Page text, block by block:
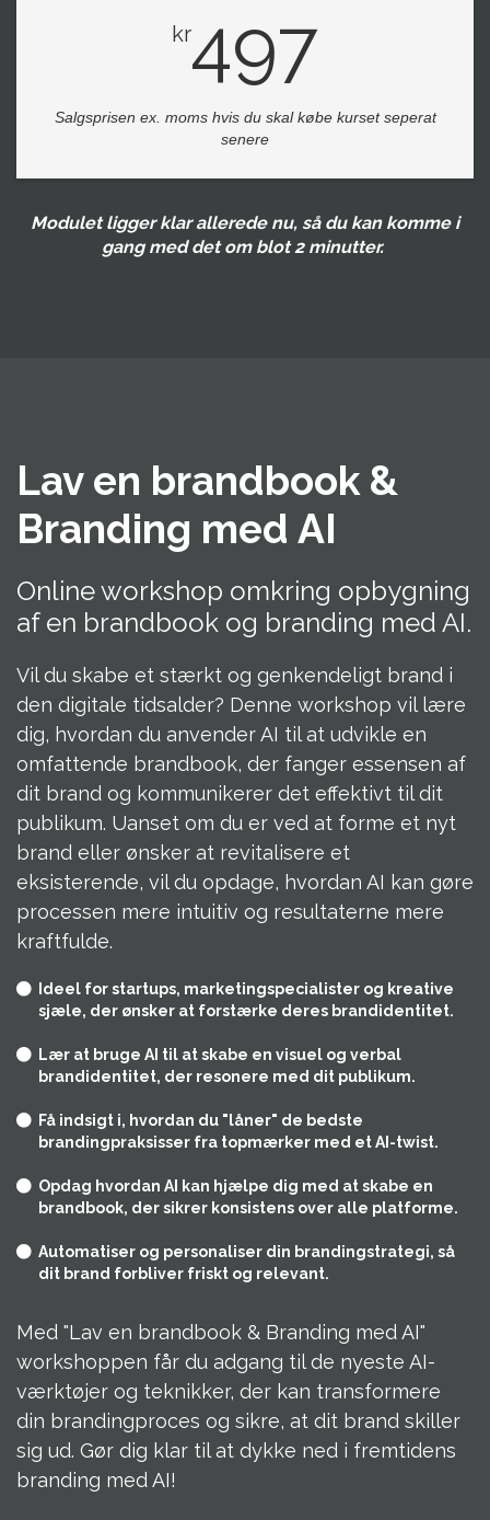
kr497
Salgsprisen ex. moms hvis du skal købe kurset seperat
senere
Modulet ligger klar allerede nu, så du kan komme i
gang med det om blot 2 minutter.
Lav en brandbook &
Branding med AI
Online workshop omkring opbygning
af en brandbook og branding med AI.
Vil du skabe et stærkt og genkendeligt brand i
den digitale tidsalder? Denne workshop vil lære
dig, hvordan du anvender AI til at udvikle en
omfattende brandbook, der fanger essensen af
dit brand og kommunikerer det effektivt til dit
publikum. Uanset om du er ved at forme et nyt
brand eller ønsker at revitalisere et
eksisterende, vil du opdage, hvordan AI kan gøre
processen mere intuitiv og resultaterne mere
kraftfulde.
Ideel for startups, marketingspecialister og kreative
sjæle, der ønsker at forstærke deres brandidentitet.
Lær at bruge AI til at skabe en visuel og verbal
brandidentitet, der resonere med dit publikum.
Få indsigt i, hvordan du "låner" de bedste
brandingpraksisser fra topmærker med et AI-twist.
Opdag hvordan AI kan hjælpe dig med at skabe en
brandbook, der sikrer konsistens over alle platforme.
Automatiser og personaliser din brandingstrategi, så
dit brand forbliver friskt og relevant.
Med "Lav en brandbook & Branding med AI"
workshoppen får du adgang til de nyeste AI-
værktøjer og teknikker, der kan transformere
din brandingproces og sikre, at dit brand skiller
sig ud. Gør dig klar til at dykke ned i fremtidens
branding med AI!